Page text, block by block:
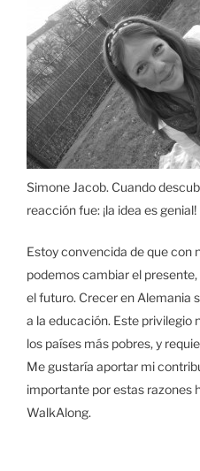
Simone Jacob. Cuando
reacción fue: ¡la idea es genial!
Estoy convencida de que con
podemos cambiar el
el futuro. Crecer en Alemania
a la educación. Este privilegio
los países más pobres, y
Me gustaría aportar mi
importante por estas razones
WalkAlong.